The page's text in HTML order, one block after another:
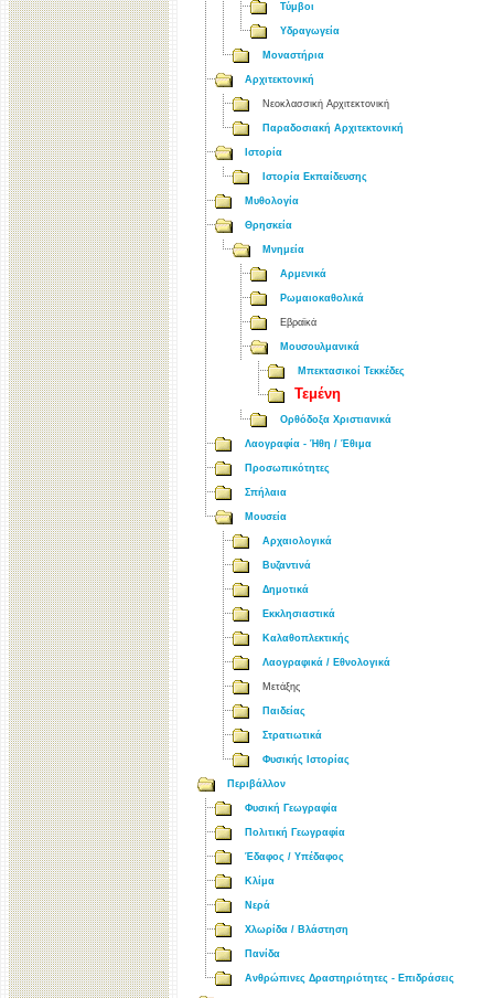
Τύμβοι
Υδραγωγεία
Μοναστήρια
Αρχιτεκτονική
Νεοκλασσική Αρχιτεκτονική
Παραδοσιακή Αρχιτεκτονική
Ιστορία
Ιστορία Εκπαίδευσης
Μυθολογία
Θρησκεία
Μνημεία
Αρμενικά
Ρωμαιοκαθολικά
Εβραϊκά
Μουσουλμανικά
Μπεκτασικοί Τεκκέδες
Τεμένη
Ορθόδοξα Χριστιανικά
Λαογραφία - Ήθη / Έθιμα
Προσωπικότητες
Σπήλαια
Μουσεία
Αρχαιολογικά
Βυζαντινά
Δημοτικά
Εκκλησιαστικά
Καλαθοπλεκτικής
Λαογραφικά / Εθνολογικά
Μετάξης
Παιδείας
Στρατιωτικά
Φυσικής Ιστορίας
Περιβάλλον
Φυσική Γεωγραφία
Πολιτική Γεωγραφία
Έδαφος / Υπέδαφος
Κλίμα
Νερά
Χλωρίδα / Βλάστηση
Πανίδα
Ανθρώπινες Δραστηριότητες - Επιδράσεις